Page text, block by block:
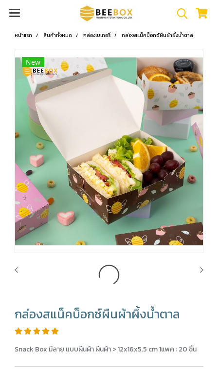
หน้าแรก สินค้าทั้งหมด กล่องเบเกอรี่ กล่องสแน็คบ็อกซ์ผืนผ้าผึ้งน้ำตาล
New
กล่องสแน็คบ็อกซ์ผืนผ้าผึ้งน้ำตาล
Snack Box มีลาย แบบผืนผ้า ผืนผ้า > 12x16x5.5 cm 1แพค : 20 ชิ้น